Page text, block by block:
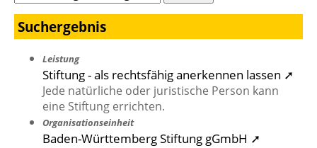
Suchergebnis
Leistung
Stiftung - als rechtsfähig anerkennen lassen ➚
Jede natürliche oder juristische Person kann
eine Stiftung errichten.
Organisationseinheit
Baden-Württemberg Stiftung gGmbH ➚